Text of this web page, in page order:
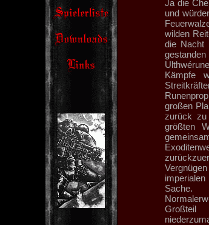
Ja die
und
wilden
die Nacht
Kämpfe
großen
zurück zu
größten
Sache.
Großteil